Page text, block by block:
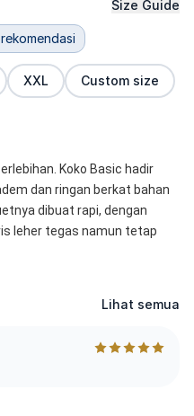
Size Guide
XXL Custom size
Koko Basic hadir
dan ringan berkat bahan
dibuat rapi, dengan
leher tegas namun tetap
versatile: cocok dipakai
Lihat semua